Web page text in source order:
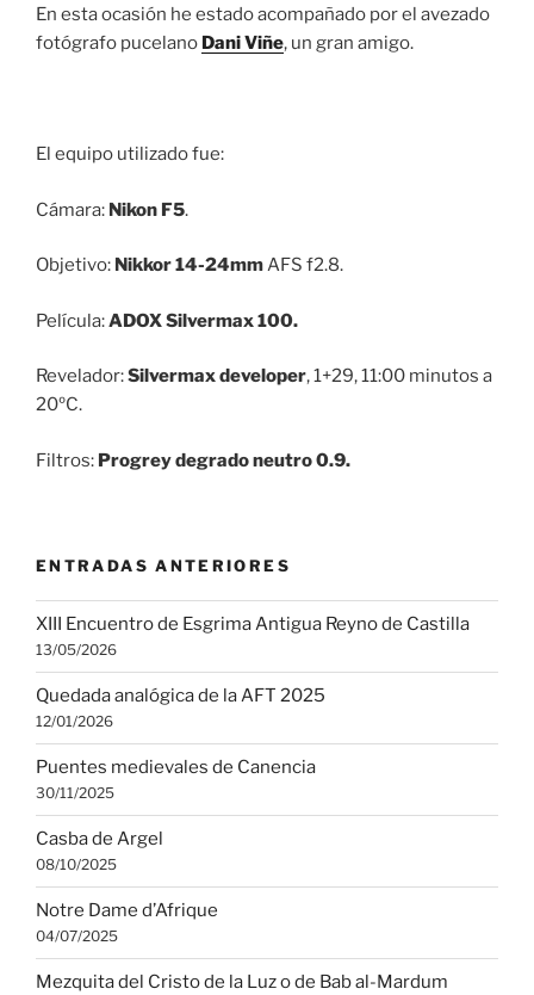
En esta ocasión he estado acompañado por el avezado
fotógrafo pucelano Dani Viñe, un gran amigo.
El equipo utilizado fue:
Cámara: Nikon F5.
Objetivo: Nikkor 14-24mmAFS f2.8.
Película:ADOX Silvermax 100.
Revelador:Silvermax developer, 1+29, 11:00 minutos a
20ºC.
Filtros: Progrey degrado neutro 0.9.
ENTRADAS ANTERIORES
XIII Encuentro de Esgrima Antigua Reyno de Castilla
13/05/2026
Quedada analógica de la AFT 2025
12/01/2026
Puentes medievales de Canencia
30/11/2025
Casba de Argel
08/10/2025
Notre Dame d’Afrique
04/07/2025
Mezquita del Cristo de la Luz o de Bab al-Mardum